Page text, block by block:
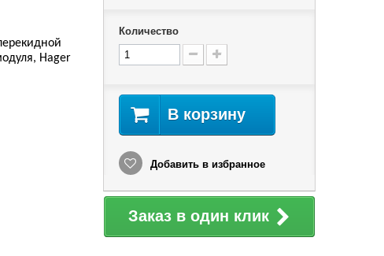
Hager
Количество
В корзину
Добавить в избранное
Заказ в один клик